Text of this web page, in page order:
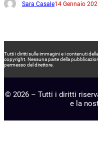
Sara Casale14 Gennaio
Tutti i diritti sulle immagini e i contenuti
copyright. Nessuna parte della
permesso del direttore.
© 2026 – Tutti i diritti
e la